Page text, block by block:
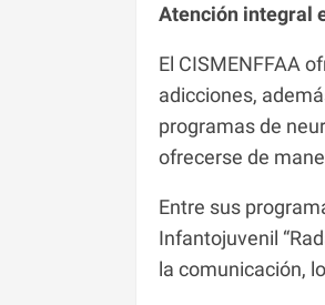
Atención integral
El CISMENFFAA
adicciones,
programas de
ofrecerse de
Entre sus
Infantojuvenil
la comunicación,